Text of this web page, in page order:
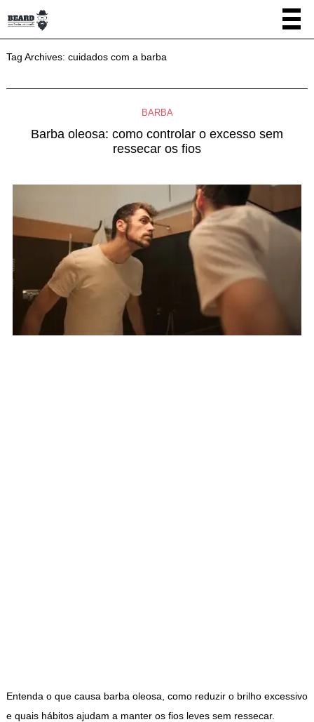
Tag Archives: cuidados com a barba
BARBA
Barba oleosa: como controlar o excesso sem
ressecar os fios
Entenda o que causa barba oleosa, como reduzir o brilho excessivo
e quais hábitos ajudam a manter os fios leves sem ressecar.